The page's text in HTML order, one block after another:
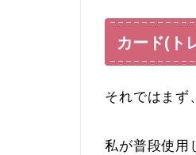
カード(ト
それではまず
私が普段使用